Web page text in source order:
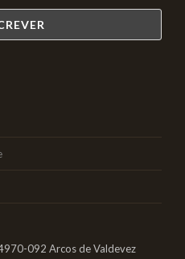
092 Arcos de Valdevez